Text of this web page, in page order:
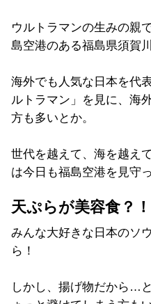
ウルトラマンの生みの親
島空港のある福島県須賀
海外でも人気な日本を代
ルトラマン」を見に、海
方も多いとか。
世代を越えて、海を越え
は今日も福島空港を見守
天ぷらが美容食？！
みんな大好きな日本のソ
ら！
しかし、揚げ物だから…